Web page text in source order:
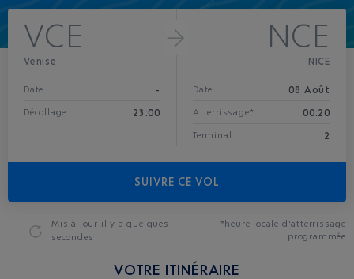
VCE
Venise
Date -
Décollage 23:00
NCE
NICE
Date 08 Août
Atterrissage* 00:20
Terminal 2
SUIVRE CE VOL
Mis à jour il y a quelques
secondes
*heure locale d'atterrissage
programmée
VOTRE ITINÉRAIRE